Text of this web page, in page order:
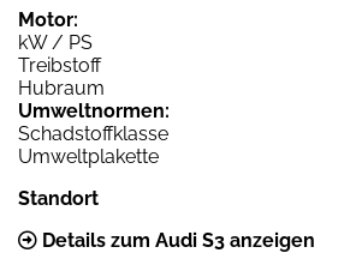
Motor:
kW / PS
Treibstoff
Hubraum
Umweltnormen:
Schadstoffklasse
Umweltplakette
Standort
Details zum Audi S3 anzeigen